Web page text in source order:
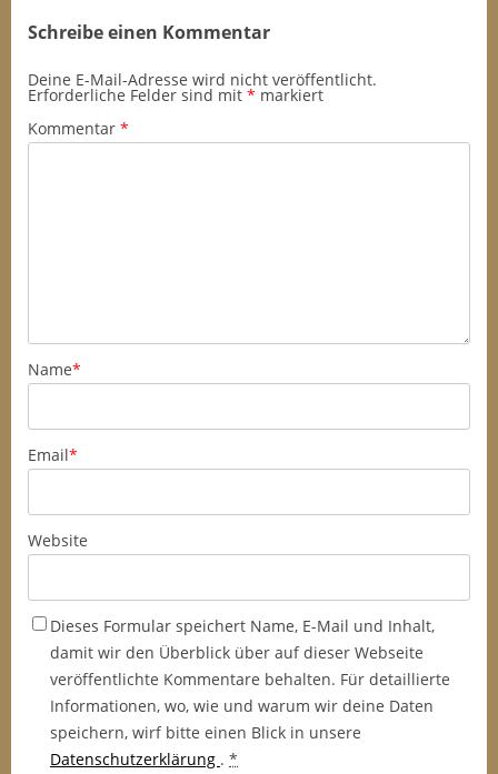
Schreibe einen Kommentar
Deine E-Mail-Adresse wird nicht veröffentlicht.
Erforderliche Felder sind mit * markiert
Kommentar *
Name*
Email*
Website
Dieses Formular speichert Name, E-Mail und Inhalt,
damit wir den Überblick über auf dieser Webseite
veröffentlichte Kommentare behalten. Für detaillierte
Informationen, wo, wie und warum wir deine Daten
speichern, wirf bitte einen Blick in unsere
Datenschutzerklärung . *